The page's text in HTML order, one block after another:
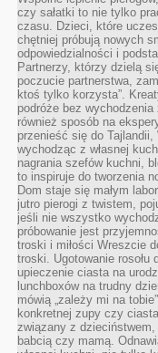
czy sałatki to nie tylko
czasu. Dzieci, które
chętniej próbują nowych
odpowiedzialności i
Partnerzy, którzy dzielą
poczucie partnerstwa,
ktoś tylko korzysta”.
podróże bez
również sposób na
przenieść się do
wychodząc z własnej
nagrania szefów kuchni,
to inspiruje do tworzenia
Dom staje się małym
jutro pierogi z twistem,
jeśli nie wszystko
próbowanie jest
troski i miłości Wreszcie
troski. Ugotowanie rosołu
upieczenie ciasta na
lunchboxów na trudny
mówią „zależy mi na
konkretnej zupy czy
związany z
babcią czy mamą.